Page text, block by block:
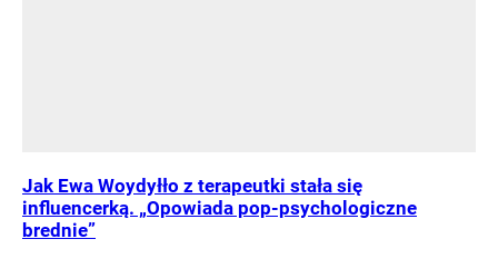
Jak Ewa Woydyłło z terapeutki stała się
influencerką. „Opowiada pop-psychologiczne
brednie”